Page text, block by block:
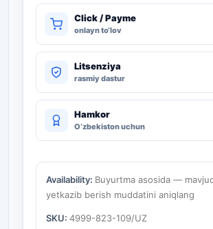
Click / Payme
onlayn to‘lov
Litsenziya
rasmiy dastur
Hamkor
O‘zbekiston uchun
Availability: Buyurtma asosida —
yetkazib berish muddatini aniqlang
SKU: 4999-823-109/UZ